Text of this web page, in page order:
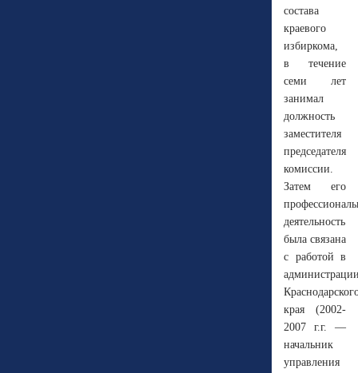
состава
краевого
избиркома,
в течение
семи лет
занимал
должность
заместителя
председателя
комиссии.
Затем его
деятельность
была связана
с работой в
края (2002-
2007 г.г. —
начальник
управления